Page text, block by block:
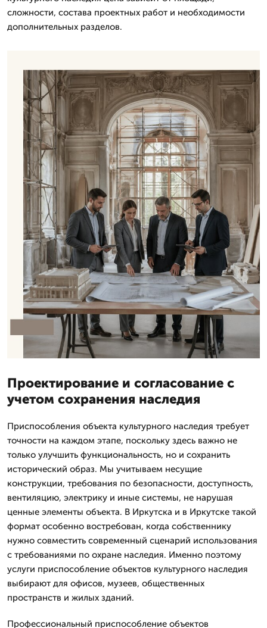
сложности, состава проектных работ и необходимости
дополнительных разделов.
Проектирование и согласование с
учетом сохранения наследия
Приспособления объекта культурного наследия требует
точности на каждом этапе, поскольку здесь важно не
только улучшить функциональность, но и сохранить
исторический образ. Мы учитываем несущие
конструкции, требования по безопасности, доступность,
вентиляцию, электрику и иные системы, не нарушая
ценные элементы объекта. В Иркутска и в Иркутске такой
формат особенно востребован, когда собственнику
нужно совместить современный сценарий использования
с требованиями по охране наследия. Именно поэтому
услуги приспособление объектов культурного наследия
выбирают для офисов, музеев, общественных
пространств и жилых зданий.
Профессиональный приспособление объектов